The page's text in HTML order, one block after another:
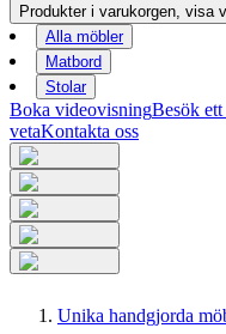
Produkter i varukorgen, visa
Alla möbler
Matbord
Stolar
Boka videovisningBesök
vetaKontakta oss
Unika handgjorda